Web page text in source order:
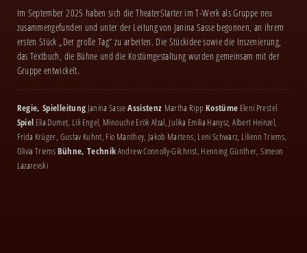
Im September 2025 haben sich die TheaterStarter im T-Werk als Gruppe neu
zusammengefunden und unter der Leitung von Janina Sasse begonnen, an ihrem
ersten Stück „Der große Tag“ zu arbeiten. Die Stückidee sowie die Inszenierung,
das Textbuch, die Bühne und die Kostümgestaltung wurden gemeinsam mit der
Gruppe entwickelt.
Regie, Spielleitung Janina SasseAssistenz Martha Ripp Kostüme Eleni Prestel
Spiel Elia Dumet, Lili Engel, Minouche Erök Afzal, Julika Emilia Hanysz, Albert Heinzel,
Frida Krüger, Gustav Kuhnt, Fio Manthey, Jakob Martens, Leni Schwarz, Lilienn Triems,
Olivia TriemsBühne, TechnikAndrew Connolly-Gilchrist, Henning Günther, Simeon
Lazarevski